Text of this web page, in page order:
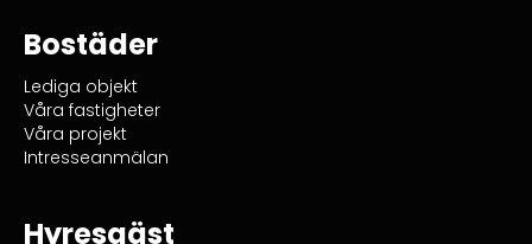
Bostäder
Lediga objekt
Våra fastigheter
Våra projekt
Intresseanmälan
Hyresgäst